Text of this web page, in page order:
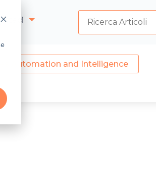
Automation and Intelligence